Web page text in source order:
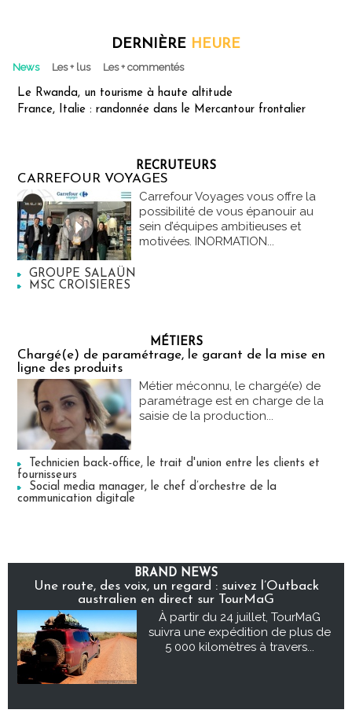
DERNIÈRE HEURE
News Les + lus Les + commentés
Le Rwanda, un tourisme à haute altitude
France, Italie : randonnée dans le Mercantour frontalier
RECRUTEURS
CARREFOUR VOYAGES
Carrefour Voyages vous offre la
possibilité de vous épanouir au
sein d’équipes ambitieuses et
motivées. INORMATION...
GROUPE SALAÜN
MSC CROISIERES
MÉTIERS
Chargé(e) de paramétrage, le garant de la mise en
ligne des produits
Métier méconnu, le chargé(e) de
paramétrage est en charge de la
saisie de la production...
Technicien back-office, le trait d'union entre les clients et
fournisseurs
Social media manager, le chef d’orchestre de la
communication digitale
BRAND NEWS
Une route, des voix, un regard : suivez l’Outback
australien en direct sur TourMaG
À partir du 24 juillet, TourMaG
suivra une expédition de plus de
5 000 kilomètres à travers...